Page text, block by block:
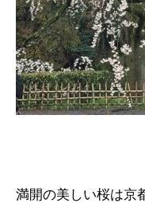
満開の美しい桜は京